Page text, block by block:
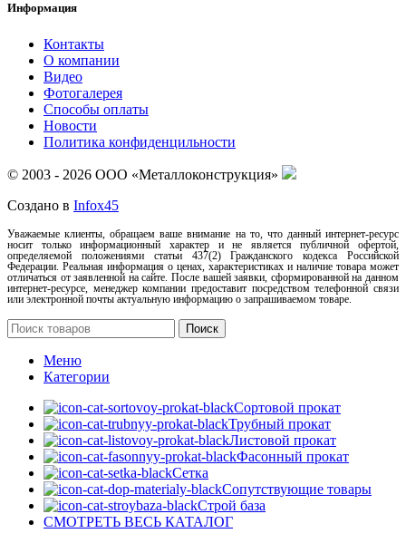
Информация
Контакты
О компании
Видео
Фотогалерея
Способы оплаты
Новости
Политика конфиденцильности
© 2003 - 2026 ООО «Металлоконструкция»
Создано в Infox45
Уважаемые клиенты, обращаем ваше внимание на то, что данный интернет-ресурс
носит только информационный характер и не является публичной офертой,
определяемой положениями статьи 437(2) Гражданского кодекса Российской
Федерации. Реальная информация о ценах, характеристиках и наличие товара может
отличаться от заявленной на сайте. После вашей заявки, сформированной на данном
интернет-ресурсе, менеджер компании предоставит посредством телефонной связи
или электронной почты актуальную информацию о запрашиваемом товаре.
Поиск
Меню
Категории
Сортовой прокат
Трубный прокат
Листовой прокат
Фасонный прокат
Сетка
Сопутствующие товары
Строй база
СМОТРЕТЬ ВЕСЬ КАТАЛОГ